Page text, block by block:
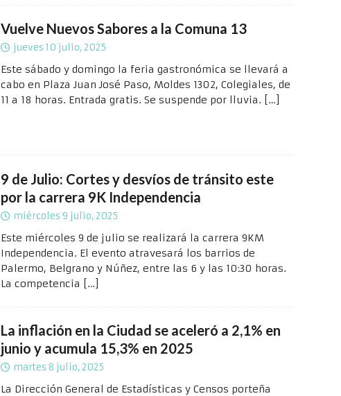
Vuelve Nuevos Sabores a la Comuna 13
jueves 10 julio, 2025
Este sábado y domingo la feria gastronómica se llevará a
cabo en Plaza Juan José Paso, Moldes 1302, Colegiales, de
11 a 18 horas. Entrada gratis. Se suspende por lluvia.
[…]
9 de Julio: Cortes y desvíos de tránsito este
por la carrera 9K Independencia
miércoles 9 julio, 2025
Este miércoles 9 de julio se realizará la carrera 9KM
Independencia. El evento atravesará los barrios de
Palermo, Belgrano y Núñez, entre las 6 y las 10:30 horas.
La competencia
[…]
La inflación en la Ciudad se aceleró a 2,1% en
junio y acumula 15,3% en 2025
martes 8 julio, 2025
La Dirección General de Estadísticas y Censos porteña